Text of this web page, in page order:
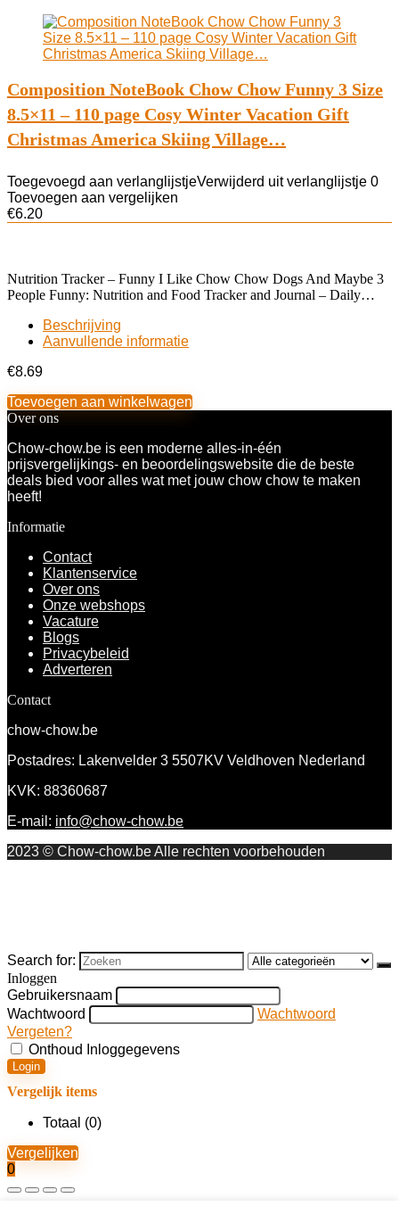
Composition NoteBook Chow Chow Funny 3 Size
8.5×11 – 110 page Cosy Winter Vacation Gift
Christmas America Skiing Village…
Toegevoegd aan verlanglijstjeVerwijderd uit verlanglijstje 0
Toevoegen aan vergelijken
€6.20
Nutrition Tracker – Funny I Like Chow Chow Dogs And Maybe 3
People Funny: Nutrition and Food Tracker and Journal – Daily…
Beschrijving
Aanvullende informatie
€8.69
Toevoegen aan winkelwagen
Over ons
Chow-chow.be is een moderne alles-in-één
prijsvergelijkings- en beoordelingswebsite die de beste
deals bied voor alles wat met jouw chow chow te maken
heeft!
Informatie
Contact
Klantenservice
Over ons
Onze webshops
Vacature
Blogs
Privacybeleid
Adverteren
Contact
chow-chow.be
Postadres: Lakenvelder 3 5507KV Veldhoven Nederland
KVK: 88360687
E-mail: info@chow-chow.be
2023 © Chow-chow.be Alle rechten voorbehouden
Search for:
Inloggen
Gebruikersnaam
Wachtwoord
Wachtwoord
Vergeten?
Onthoud Inloggegevens
Login
Vergelijk items
Totaal (0)
Vergelijken
0